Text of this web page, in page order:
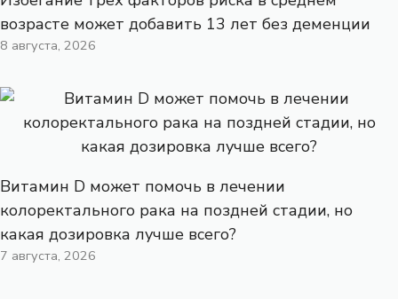
возрасте может добавить 13 лет без деменции
8 августа, 2026
Витамин D может помочь в лечении
колоректального рака на поздней стадии, но
какая дозировка лучше всего?
7 августа, 2026